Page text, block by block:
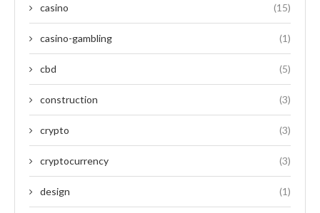
casino (15)
casino-gambling (1)
cbd (5)
construction (3)
crypto (3)
cryptocurrency (3)
design (1)